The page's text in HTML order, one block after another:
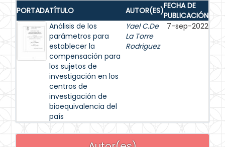
PORTADATÍTULO AUTOR(ES)FECHA DE
PUBLICACIÓN
Análisis de los
parámetros para
establecer la
compensación para
los sujetos de
investigación en los
centros de
investigación de
bioequivalencia del
país
Yael C.De
La Torre
Rodriguez
7-sep-2022